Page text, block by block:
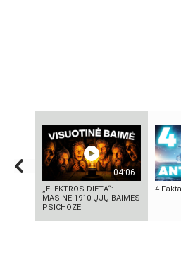
04:06
„ELEKTROS DIETA“:
MASINĖ 1910-ŲJŲ BAIMĖS
PSICHOZĖ
4